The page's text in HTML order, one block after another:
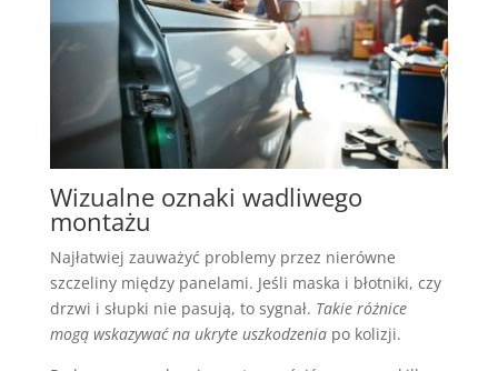
Wizualne oznaki wadliwego
montażu
Najłatwiej zauważyć problemy przez nierówne
szczeliny między panelami. Jeśli maska i błotniki, czy
drzwi i słupki nie pasują, to sygnał. Takie różnice
mogą wskazywać na ukryte uszkodzeniapo kolizji.